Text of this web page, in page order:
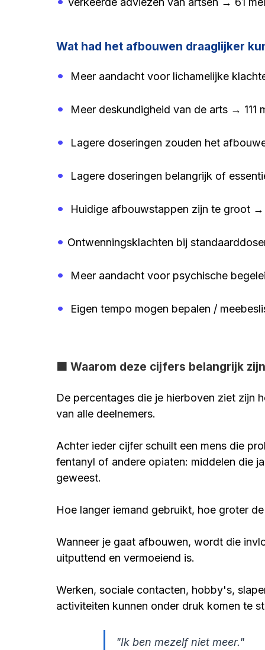
Wat had het afbouwen draaglijker
• Meer aandacht voor lichamelijke
• Meer deskundigheid van de arts → 111
• Lagere doseringen zouden het
• Lagere doseringen belangrijk of
• Huidige afbouwstappen zijn te groot →
• Ontwenningsklachten bij
• Meer aandacht voor psychische
• Eigen tempo mogen bepalen /
🟧 Waarom deze cijfers belangrijk zijn
De percentages die je hierboven ziet zijn
van alle deelnemers.
Achter ieder cijfer schuilt een mens die
fentanyl of andere opiaten: middelen die
geweest.
Hoe langer iemand gebruikt, hoe groter
Wanneer je gaat afbouwen, wordt die
uitputtend en vermoeiend is.
Werken, sociale contacten, hobby's,
activiteiten kunnen onder druk komen te
"Ik ben mezelf niet meer."